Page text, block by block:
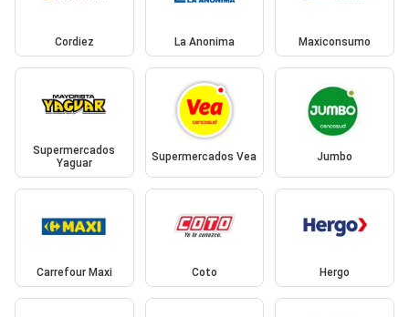
Cordiez La Anonima Maxiconsumo
Supermercados
Yaguar
Supermercados Vea Jumbo
Carrefour Maxi Coto Hergo